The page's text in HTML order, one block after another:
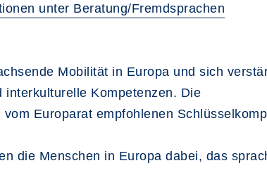
unter Beratung/Fremdsprachen
Mobilität in Europa und sich
interkulturelle Kompetenzen. Die
Europarat empfohlenen
die Menschen in Europa dabei, das